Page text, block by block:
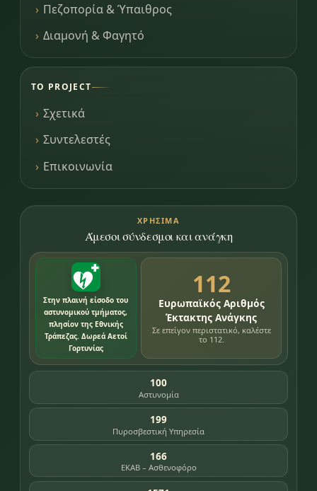
Πεζοπορία & Ύπαιθρος
Διαμονή & Φαγητό
ΤΟ PROJECT
Σχετικά
Συντελεστές
Επικοινωνία
ΧΡΉΣΙΜΑ
Άμεσοι σύνδεσμοι και ανάγκη
Στην πλαινή είσοδο του
αστυνομικού τμήματος,
πλησίον της Εθνικής
Τράπεζας. Δωρεά Αετοί
Γορτυνίας
112
Ευρωπαϊκός Αριθμός
Έκτακτης Ανάγκης
Σε επείγον περιστατικό, καλέστε
το 112.
100
Αστυνομία
199
Πυροσβεστική Υπηρεσία
166
ΕΚΑΒ – Ασθενοφόρο